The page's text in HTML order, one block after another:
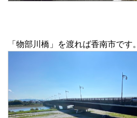
「物部川橋」を渡れば香南市です。